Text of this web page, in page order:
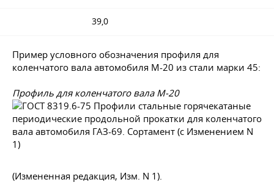
39,0
Пример условного обозначения профиля для
коленчатого вала автомобиля М-20 из стали марки 45:
Профиль для коленчатого вала М-20
(Измененная редакция, Изм. N 1).